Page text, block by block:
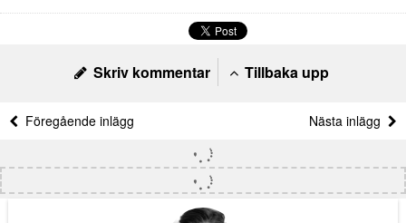
Skriv kommentar Tillbaka upp
Föregående inlägg Nästa inlägg